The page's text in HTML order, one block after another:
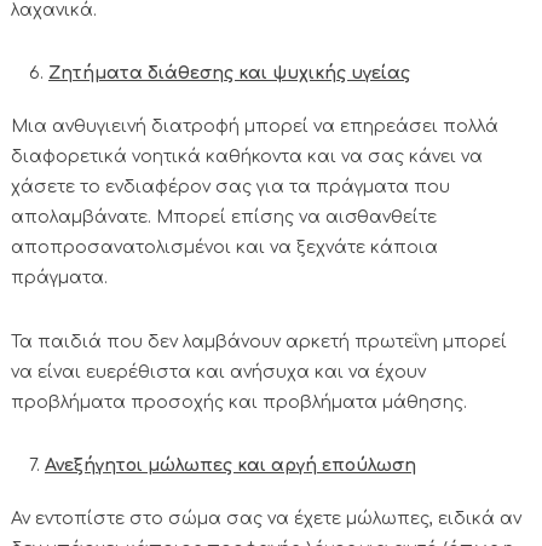
λαχανικά.
Ζητήματα διάθεσης και ψυχικής υγείας
Μια ανθυγιεινή διατροφή μπορεί να επηρεάσει πολλά
διαφορετικά νοητικά καθήκοντα και να σας κάνει να
χάσετε το ενδιαφέρον σας για τα πράγματα που
απολαμβάνατε. Μπορεί επίσης να αισθανθείτε
αποπροσανατολισμένοι και να ξεχνάτε κάποια
πράγματα.
Τα παιδιά που δεν λαμβάνουν αρκετή πρωτεΐνη μπορεί
να είναι ευερέθιστα και ανήσυχα και να έχουν
προβλήματα προσοχής και προβλήματα μάθησης.
Ανεξήγητοι μώλωπες και αργή επούλωση
Αν εντοπίστε στο σώμα σας να έχετε μώλωπες, ειδικά αν